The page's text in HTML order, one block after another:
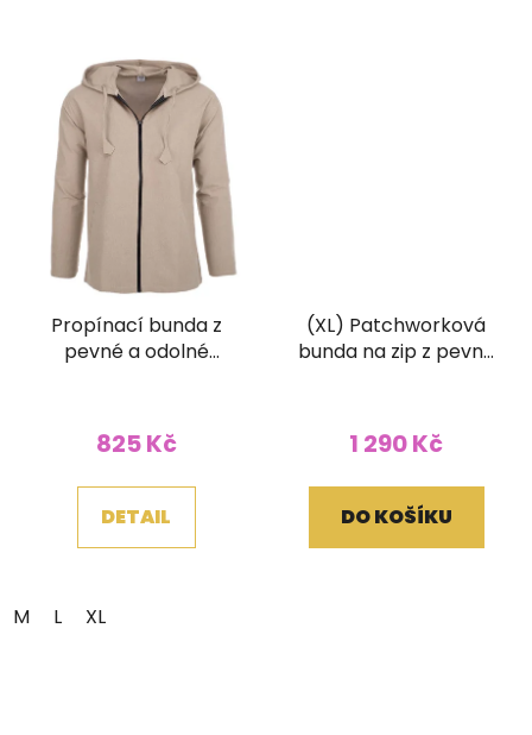
Propínací bunda z
pevné a odolné
825 Kč
DETAIL
M L XL
(XL) Patchworková
bunda na zip z pevné
1 290 Kč
DO KOŠÍKU